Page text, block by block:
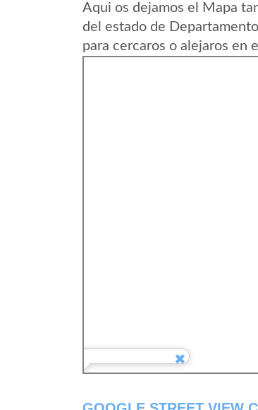
Aqui os dejamos el Mapa
del estado de
para cercaros o alejaros en